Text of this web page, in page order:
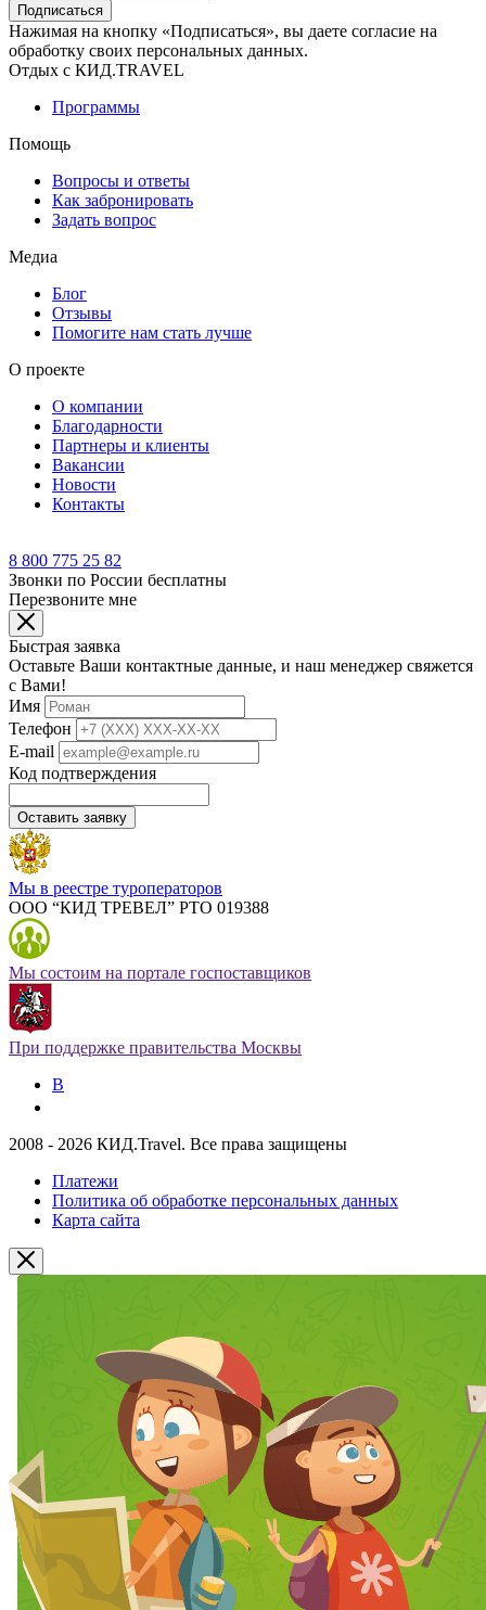
Подписаться
Нажимая на кнопку «Подписаться», вы даете согласие на
обработку своих персональных данных.
Отдых с КИД.TRAVEL
Программы
Помощь
Вопросы и ответы
Как забронировать
Задать вопрос
Медиа
Блог
Отзывы
Помогите нам стать лучше
О проекте
О компании
Благодарности
Партнеры и клиенты
Вакансии
Новости
Контакты
8 800 775 25 82
Звонки по России бесплатны
Перезвоните мне
Быстрая заявка
Оставьте Ваши контактные данные, и наш менеджер свяжется
с Вами!
Имя
Телефон
E-mail
Код подтверждения
Оставить заявку
Мы в реестре туроператоров
ООО “КИД ТРЕВЕЛ” РТО 019388
Мы состоим на портале госпоставщиков
При поддержке правительства Москвы
В
2008 - 2026 КИД.Travel. Все права защищены
Платежи
Политика об обработке персональных данных
Карта сайта